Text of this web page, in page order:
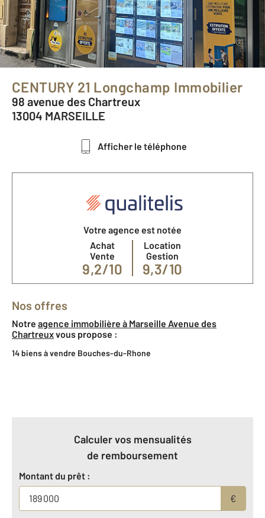
CENTURY 21 Longchamp Immobilier
98 avenue des Chartreux
13004 MARSEILLE
Afficher le téléphone
Votre agence est notée
Achat
Vente
9,2/10
Location
Gestion
9,3/10
Nos offres
Notre agence immobilière à Marseille Avenue des
Chartreuxvous propose :
14 biens à vendre Bouches-du-Rhone
Calculer vos mensualités
de remboursement
Montant du prêt :
€